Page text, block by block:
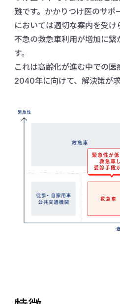
難です。かかりつけ医のサポ
においては適切な案内を受
不急の救急車利用が増加に繋
す。
これは高齢化が進む中での
2040年に向けて、解決策が求